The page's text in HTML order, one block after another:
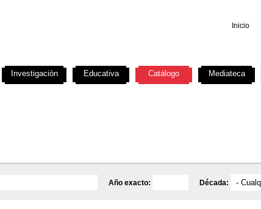
Inicio
Año exacto: Década:
Investigación Educativa Catálogo Mediateca